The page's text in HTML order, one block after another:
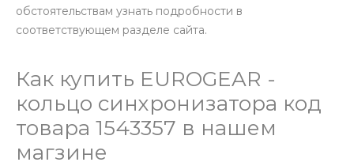
обстоятельствам узнать подробности в
соответствующем разделе сайта.
Как купить EUROGEAR -
кольцо синхронизатора код
товара 1543357 в нашем
магзине